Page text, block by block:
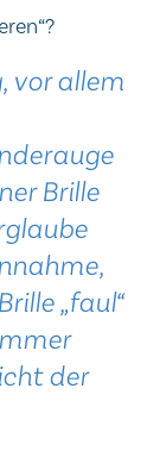
vor allem
Brille
„faul“
der